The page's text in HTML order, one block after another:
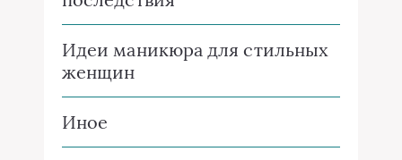
Идеи маникюра для стильных
женщин
Иное